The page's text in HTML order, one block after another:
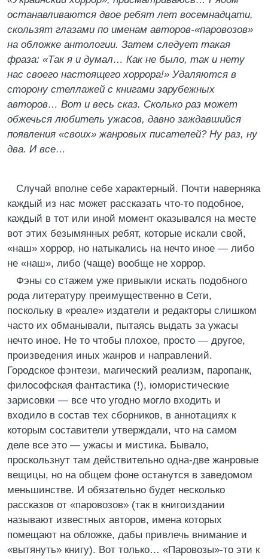
останавливаются двое ребят лет восемнадцати,
скользят глазами по именам авторов-«паровозов»
на обложке антологии. Затем следует такая
фраза: «Так я и думал… Как не было, так и нету
нас своего настоящего хоррора!» Удаляются в
сторону стеллажей с книгами зарубежных
авторов… Вот и весь сказ. Сколько раз может
обжечься любитель ужасов, давно заждавшийся
появления «своих» жанровых писателей? Ну раз, ну
два. И все…
Случай вполне себе характерный. Почти наверняка
каждый из нас может рассказать что-то подобное,
каждый в тот или иной момент оказывался на месте
вот этих безымянных ребят, которые искали свой,
«наш» хоррор, но натыкались на нечто иное — либо
не «наш», либо (чаще) вообще не хоррор.
Фэны со стажем уже привыкли искать подобного
рода литературу преимущественно в Сети,
поскольку в «реале» издатели и редакторы слишком
часто их обманывали, пытаясь выдать за ужасы
нечто иное. Не то чтобы плохое, просто — другое,
произведения иных жанров и направлений.
Городское фэнтези, магический реализм, паропанк,
философская фантастика (!), юмористические
зарисовки — все что угодно могло входить и
входило в состав тех сборников, в аннотациях к
которым составители утверждали, что на самом
деле все это — ужасы и мистика. Бывало,
проскользнут там действительно одна-две жанровые
вещицы, но на общем фоне останутся в заведомом
меньшинстве. И обязательно будет несколько
рассказов от «паровозов» (так в книгоиздании
называют известных авторов, имена которых
помещают на обложке, дабы привлечь внимание и
«вытянуть» книгу). Вот только… «Паровозы»-то эти к